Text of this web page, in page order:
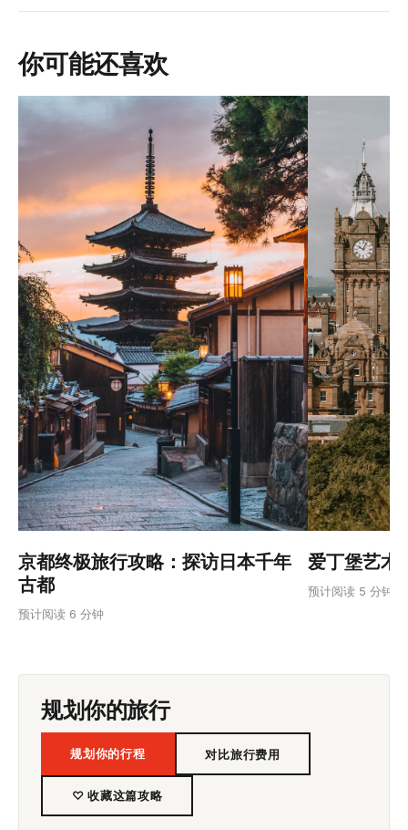
你可能还喜欢
京都终极旅行攻略：探访日本千年
古都
预计阅读 6 分钟
爱丁堡艺术
预计阅读 5 分钟
规划你的旅行
规划你的行程 对比旅行费用
♡ 收藏这篇攻略